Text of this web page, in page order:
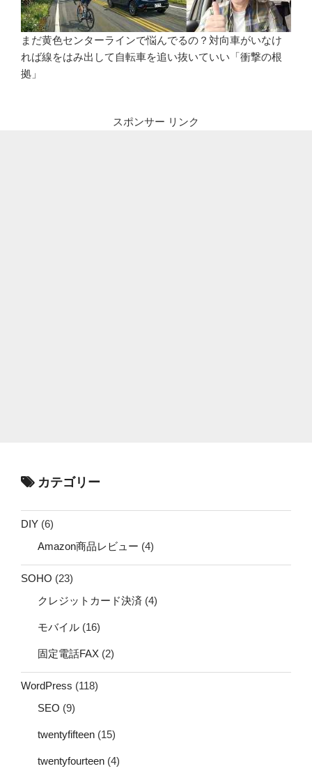
まだ黄色センターラインで悩んでるの？対向車がいなけ
れば線をはみ出して自転車を追い抜いていい「衝撃の根
拠」
スポンサー リンク
カテゴリー
DIY (6)
Amazon商品レビュー (4)
SOHO (23)
クレジットカード決済 (4)
モバイル (16)
固定電話FAX (2)
WordPress (118)
SEO (9)
twentyfifteen (15)
twentyfourteen (4)